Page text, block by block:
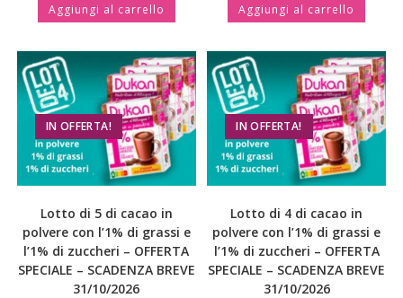
Aggiungi al carrello Aggiungi al carrello
IN OFFERTA!
Lotto di 5 di cacao in
polvere con l’1% di grassi e
l’1% di zuccheri – OFFERTA
SPECIALE – SCADENZA BREVE
31/10/2026
IN OFFERTA!
Lotto di 4 di cacao in
polvere con l’1% di grassi e
l’1% di zuccheri – OFFERTA
SPECIALE – SCADENZA BREVE
31/10/2026